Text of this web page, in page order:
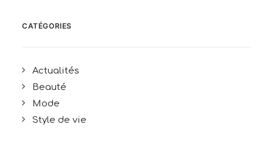
CATÉGORIES
Actualités
Beauté
Mode
Style de vie